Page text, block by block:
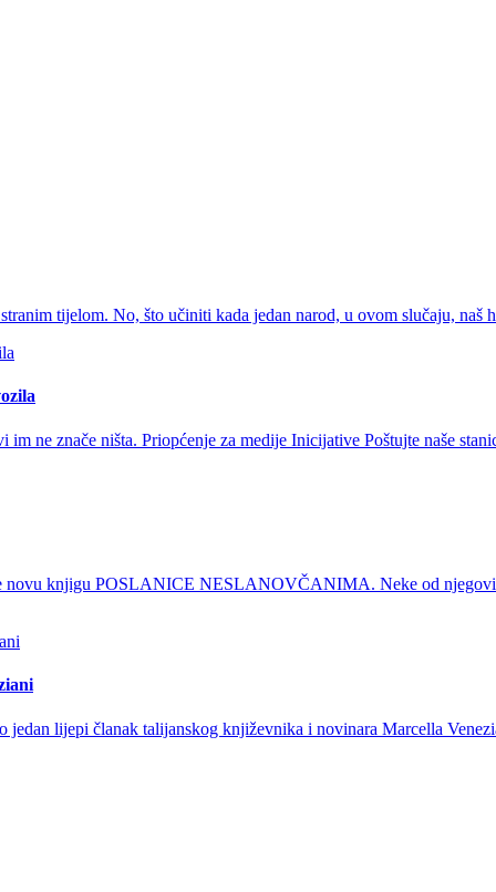
tijelom. No, što učiniti kada jedan narod, u ovom slučaju, naš
ne znače ništa. Priopćenje za medije Inicijative Poštujte naše
knjigu POSLANICE NESLANOVČANIMA. Neke od njegovih
jedan lijepi članak talijanskog književnika i novinara Marcella